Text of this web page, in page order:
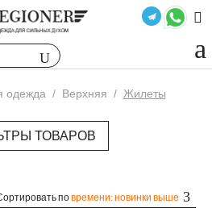
одежда / Верхняя / Жилеты
ТОВАРОВ
повремени: новинки выше